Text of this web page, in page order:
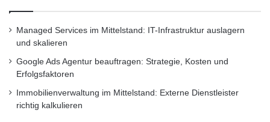
Managed Services im Mittelstand: IT-Infrastruktur auslagern
und skalieren
Google Ads Agentur beauftragen: Strategie, Kosten und
Erfolgsfaktoren
Immobilienverwaltung im Mittelstand: Externe Dienstleister
richtig kalkulieren